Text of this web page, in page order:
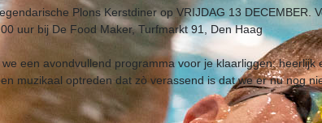
Plons Kerstdiner op VRIJDAG 13 DECEMBER.
uur bij De Food Maker, Turfmarkt 91, Den Haag
een avondvullend programma voor je klaarliggen:
muzikaal optreden dat zò verassend is dat we er nu nog